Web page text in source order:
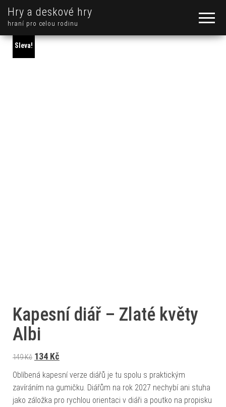
Hry a deskové hry
hraní pro celou rodinu
Sleva!
Kapesní diář – Zlaté květy
Albi
149Kč Původní cena byla: 149 Kč.
134 Kč
Oblíbená kapesní verze diářů je tu spolu s praktickým
zavíráním na gumičku. Diářům na rok 2027 nechybí ani stuha
jako záložka pro rychlou orientaci v diáři a poutko na propisku